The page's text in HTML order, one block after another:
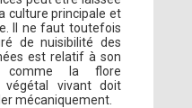
culture principale et
Il ne faut toutefois
de nuisibilité des
est relatif à son
comme la flore
végétal vivant doit
mécaniquement.